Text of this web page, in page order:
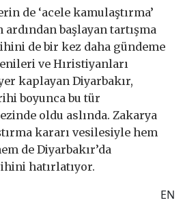
de ‘acele kamulaştırma’
ardından başlayan tartışma
de bir kez daha gündeme
ve Hıristiyanları
kaplayan Diyarbakır,
boyunca bu tür
oldu aslında. Zakarya
kararı vesilesiyle hem
de Diyarbakır’da
hatırlatıyor.
EN